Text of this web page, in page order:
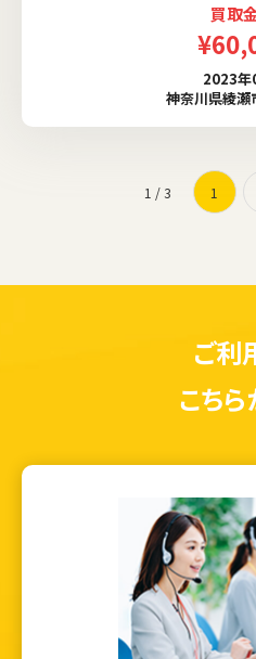
買取
2023年
神奈川県綾瀬
1 / 3 1
ご利
こちら